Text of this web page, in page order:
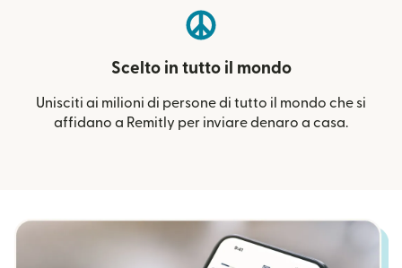
Scelto in tutto il mondo
Unisciti ai milioni di persone di tutto il mondo che si
affidano a Remitly per inviare denaro a casa.